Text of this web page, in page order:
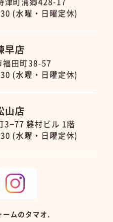
(水曜・日曜定休)
早店
福田町38-57
(水曜・日曜定休)
山店
3−77 藤村ビル 1階
(水曜・日曜定休)
ームのタマオ.